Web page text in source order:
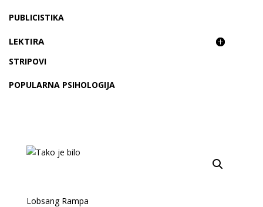
PUBLICISTIKA
LEKTIRA
STRIPOVI
POPULARNA PSIHOLOGIJA
Lobsang Rampa